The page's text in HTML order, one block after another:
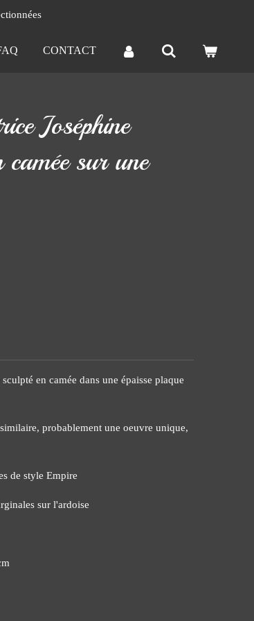
CONTACT
Joséphine
camée sur une
en camée dans une épaisse plaque
probablement une oeuvre unique,
de style Empire
sur l'ardoise